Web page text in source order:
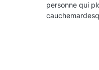
personne qui